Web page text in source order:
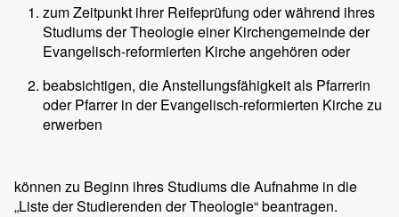
zum Zeitpunkt ihrer Reifeprüfung oder während ihres
Studiums der Theologie einer Kirchengemeinde der
Evangelisch-reformierten Kirche angehören oder
beabsichtigen, die Anstellungsfähigkeit als Pfarrerin
oder Pfarrer in der Evangelisch-reformierten Kirche zu
erwerben
können zu Beginn ihres Studiums die Aufnahme in die
„Liste der Studierenden der Theologie“ beantragen.